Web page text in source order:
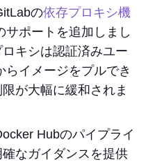
の依存プロキシ機
サポートを追加しまし
キシは認証済みユー
イメージをプルでき
が大幅に緩和されま
Hubのパイプライ
なガイダンスを提供